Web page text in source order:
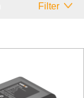
Filter